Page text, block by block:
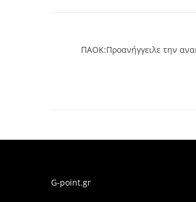
ΠΑΟΚ:Προανήγγειλε την
G-point.gr